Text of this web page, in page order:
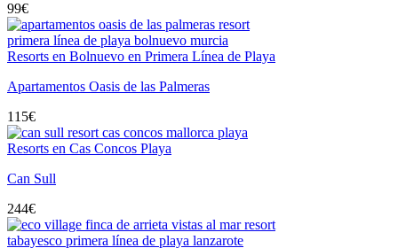
99€
Resorts en Bolnuevo en Primera Línea de Playa
Apartamentos Oasis de las Palmeras
115€
Resorts en Cas Concos Playa
Can Sull
244€